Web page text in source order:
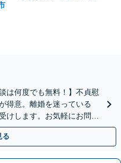
は何度でも無料！】不貞慰
得意。離婚を迷っている
けします。お気軽にお問い
1分】
る